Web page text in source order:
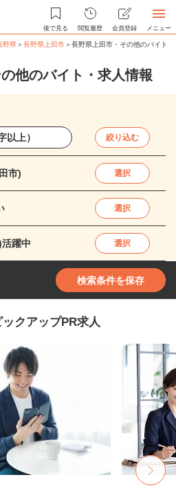
後で見る 閲覧履歴 会員登録 メニュー
野県＞長野県上田市＞長野県上田市・その他のバイト
他のバイト・求人情報
絞り込む
市) 選択
選択
躍中 選択
検索条件を保存
クアップPR求人